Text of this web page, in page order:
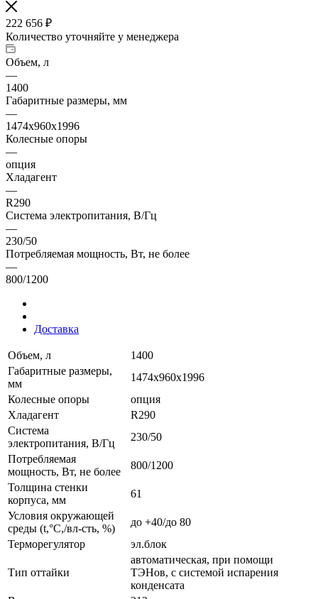
222 656 ₽
Количество уточняйте у менеджера
Объем, л
—
1400
Габаритные размеры, мм
—
1474x960x1996
Колесные опоры
—
опция
Хладагент
—
R290
Система электропитания, В/Гц
—
230/50
Потребляемая мощность, Вт, не более
—
800/1200
Доставка
Объем, л
1400
Габаритные размеры,
мм
1474x960x1996
Колесные опоры
опция
Хладагент
R290
Система
электропитания, В/Гц
230/50
Потребляемая
мощность, Вт, не более
800/1200
Толщина стенки
корпуса, мм
61
Условия окружающей
среды (t,°C,/вл-сть, %)
до +40/до 80
Терморегулятор
эл.блок
Тип оттайки
автоматическая, при помощи
ТЭНов, с системой испарения
конденсата